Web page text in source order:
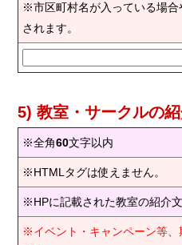
※市区町村名が入っている場
されます。
5) 教室・サークルの
※全角60文字以内
※HTMLタグは使えません。
※HPに記載された教室の紹介
※イベント・キャンペーン等、